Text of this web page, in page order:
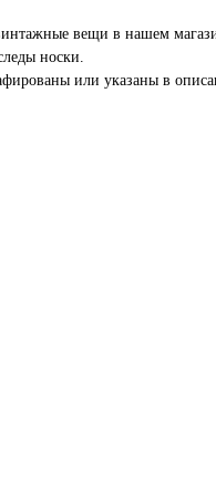
вещи в нашем
носки.
или указаны в